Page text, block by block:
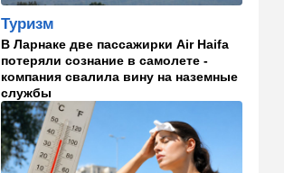
Иранский режим получил
удар по самолюбию -
публично, от женщин, из
Австралии
11:49 Общество
11 лет в бегах: в Бен-
Гурионе арестован педофил,
орудовавший в Хайфе,
Крайот и Кирьят-Шмоне
Туризм
В Ларнаке две пассажирки Air Haifa
потеряли сознание в самолете -
компания свалила вину на наземные
службы